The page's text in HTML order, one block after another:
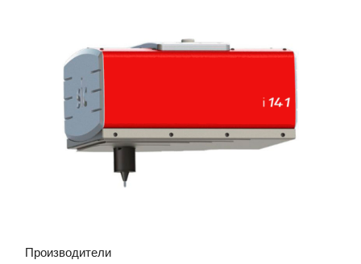
Производители